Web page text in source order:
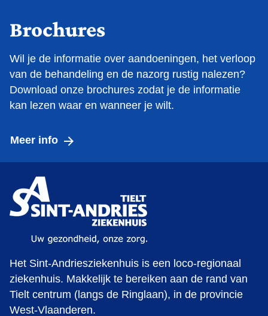
Brochures
Wil je de informatie over aandoeningen, het verloop
van de behandeling en de nazorg rustig nalezen?
Download onze brochures zodat je de informatie
kan lezen waar en wanneer je wilt.
Meer info
Het Sint-Andriesziekenhuis is een loco-regionaal
ziekenhuis. Makkelijk te bereiken aan de rand van
Tielt centrum (langs de Ringlaan), in de provincie
West-Vlaanderen.